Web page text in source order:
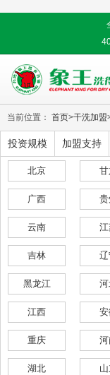
当前位置： 首页>干洗加盟
投资规模 加盟支持
北京
广西 贵
云南
吉林
黑龙江
江西
重庆
湖北